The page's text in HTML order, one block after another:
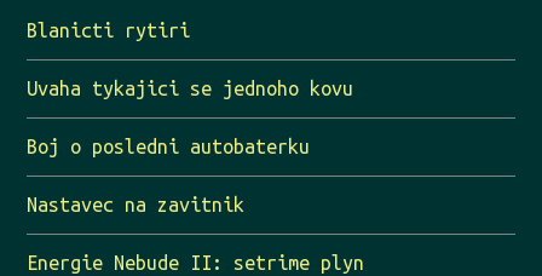
Blanicti rytiri
Uvaha tykajici se jednoho kovu
Boj o posledni autobaterku
Nastavec na zavitnik
Energie Nebude II: setrime plyn